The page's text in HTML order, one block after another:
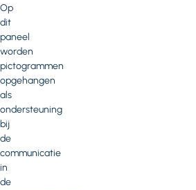
Op
dit
paneel
worden
pictogrammen
opgehangen
als
ondersteuning
bij
de
communicatie
in
de